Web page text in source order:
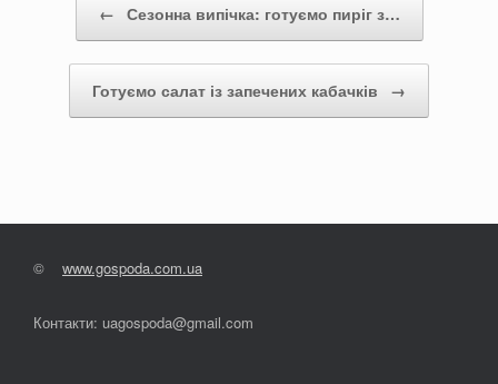
← Сезонна випічка: готуємо пиріг з…
Готуємо салат із запечених кабачків →
© www.gospoda.com.ua
Контакти: uagospoda@gmail.com